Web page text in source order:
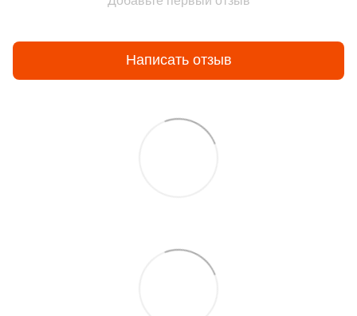
Написать отзыв